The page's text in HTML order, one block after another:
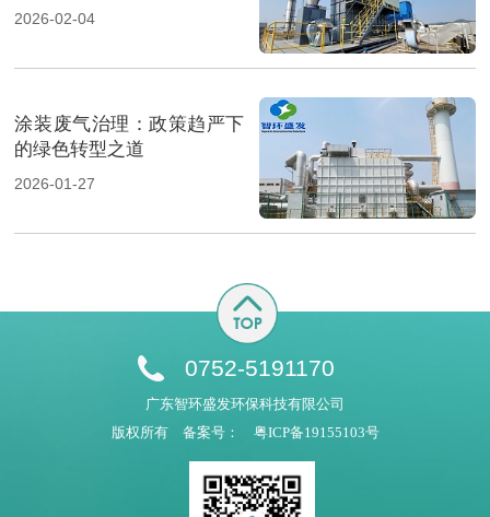
2026-02-04
涂装废气治理：政策趋严下
的绿色转型之道
2026-01-27
0752-5191170
广东智环盛发环保科技有限公司
版权所有
备案号： 粤ICP备19155103号